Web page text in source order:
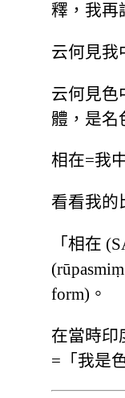
釋，我再
云何見我
云何見色
體，是名
相在=我
看看我的
「相在
form)。
在當時印
=「我是